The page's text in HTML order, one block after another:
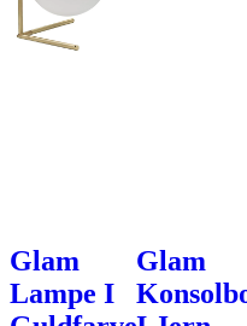
Glam
Lampe I
Glam